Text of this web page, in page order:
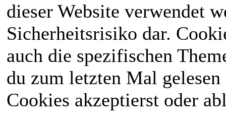
dieser Website verwendet
Sicherheitsrisiko dar.
auch die spezifischen
du zum letzten Mal
Cookies akzeptierst oder